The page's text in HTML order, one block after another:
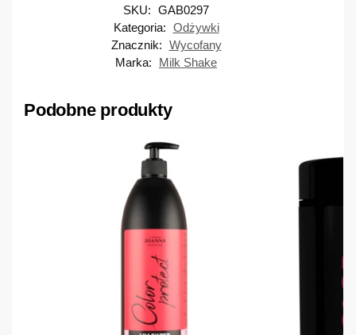
SKU: GAB0297
Kategoria: Odżywki
Znacznik: Wycofany
Marka:
Milk Shake
Podobne produkty